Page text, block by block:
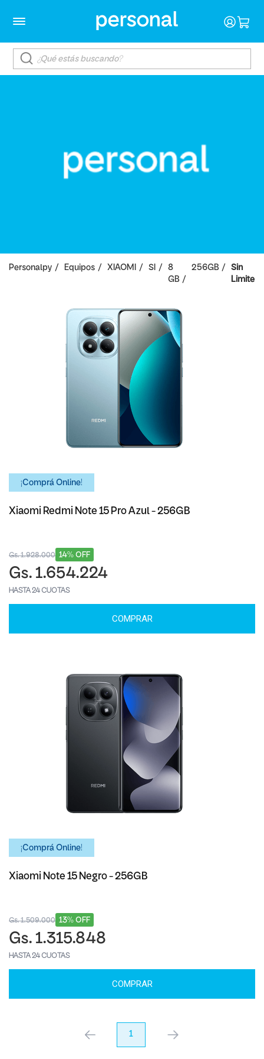
Personalpy Equipos XIAOMI SI
8
GB
256GB
Sin
Limite
¡Comprá Online!
Xiaomi Redmi Note 15 Pro Azul - 256GB
14% OFF
Gs. 1.928.000
Gs. 1.654.224
HASTA 24 CUOTAS
COMPRAR
¡Comprá Online!
Xiaomi Note 15 Negro - 256GB
13% OFF
Gs. 1.509.000
Gs. 1.315.848
HASTA 24 CUOTAS
COMPRAR
anterior 1 próximo